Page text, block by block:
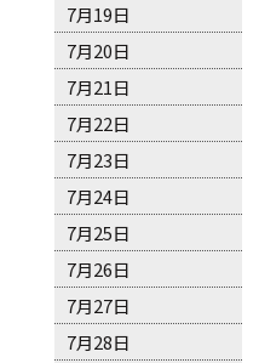
7月19日
7月20日
7月21日
7月22日
7月23日
7月24日
7月25日
7月26日
7月27日
7月28日